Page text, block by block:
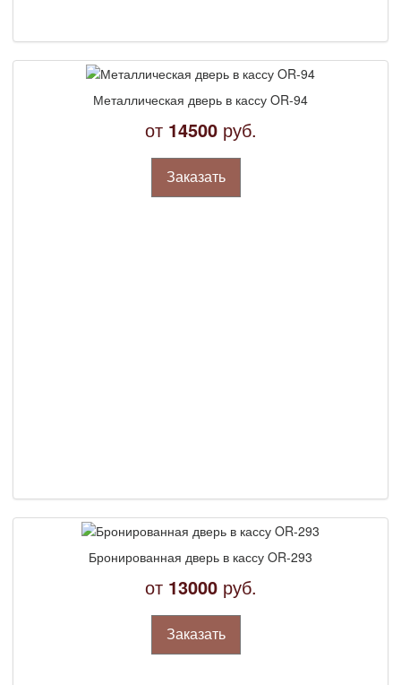
Металлическая дверь в кассу OR-94
от 14500руб.
Заказать
Бронированная дверь в кассу OR-293
от 13000руб.
Заказать